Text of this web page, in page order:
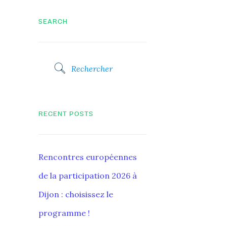
SEARCH
RECENT POSTS
Rencontres européennes
de la participation 2026 à
Dijon : choisissez le
programme !